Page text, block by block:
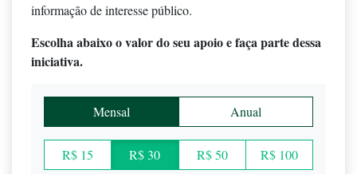
informação de interesse público.
Escolha abaixo o valor do seu apoio e faça parte dessa
iniciativa.
Mensal Anual
R$ 15 R$ 30 R$ 50 R$ 100